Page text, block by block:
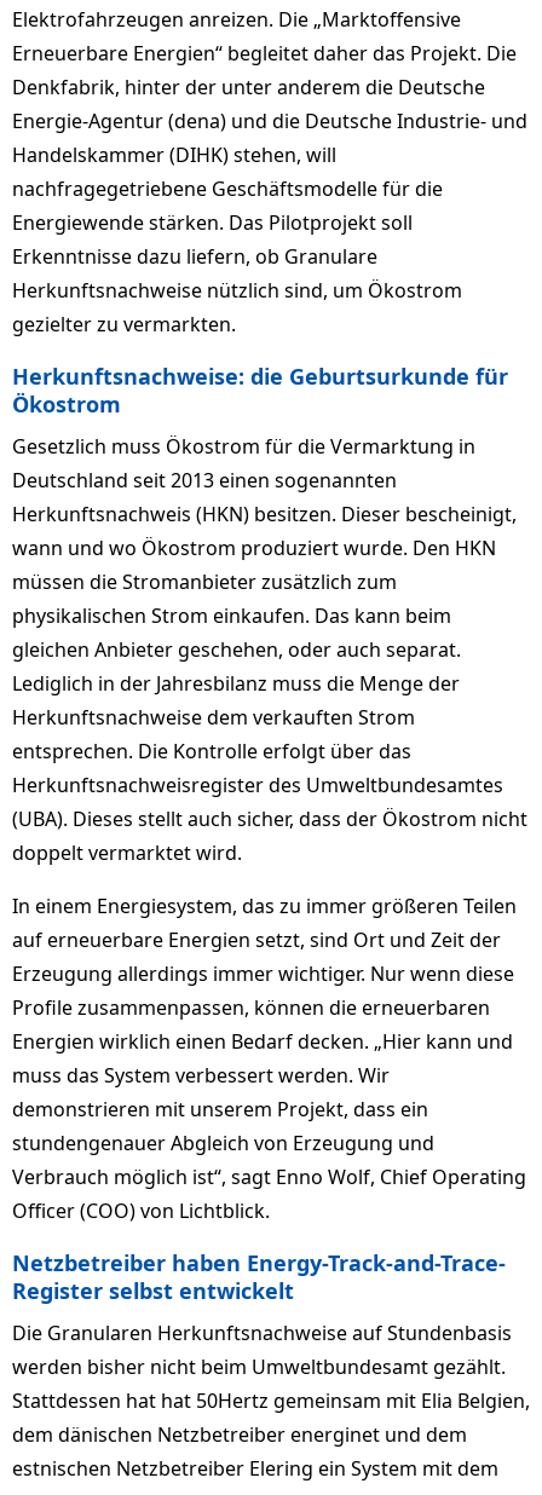
Elektrofahrzeugen anreizen. Die „Marktoffensive
Erneuerbare Energien“ begleitet daher das Projekt. Die
Denkfabrik, hinter der unter anderem die Deutsche
Energie-Agentur (dena) und die Deutsche Industrie- und
Handelskammer (DIHK) stehen, will
nachfragegetriebene Geschäftsmodelle für die
Energiewende stärken. Das Pilotprojekt soll
Erkenntnisse dazu liefern, ob Granulare
Herkunftsnachweise nützlich sind, um Ökostrom
gezielter zu vermarkten.
Herkunftsnachweise: die Geburtsurkunde für
Ökostrom
Gesetzlich muss Ökostrom für die Vermarktung in
Deutschland seit 2013 einen sogenannten
Herkunftsnachweis (HKN) besitzen. Dieser bescheinigt,
wann und wo Ökostrom produziert wurde. Den HKN
müssen die Stromanbieter zusätzlich zum
physikalischen Strom einkaufen. Das kann beim
gleichen Anbieter geschehen, oder auch separat.
Lediglich in der Jahresbilanz muss die Menge der
Herkunftsnachweise dem verkauften Strom
entsprechen. Die Kontrolle erfolgt über das
Herkunftsnachweisregister des Umweltbundesamtes
(UBA). Dieses stellt auch sicher, dass der Ökostrom nicht
doppelt vermarktet wird.
In einem Energiesystem, das zu immer größeren Teilen
auf erneuerbare Energien setzt, sind Ort und Zeit der
Erzeugung allerdings immer wichtiger. Nur wenn diese
Profile zusammenpassen, können die erneuerbaren
Energien wirklich einen Bedarf decken. „Hier kann und
muss das System verbessert werden. Wir
demonstrieren mit unserem Projekt, dass ein
stundengenauer Abgleich von Erzeugung und
Verbrauch möglich ist“, sagt Enno Wolf, Chief Operating
Officer (COO) von Lichtblick.
Netzbetreiber haben Energy-Track-and-Trace-
Register selbst entwickelt
Die Granularen Herkunftsnachweise auf Stundenbasis
werden bisher nicht beim Umweltbundesamt gezählt.
Stattdessen hat hat 50Hertz gemeinsam mit Elia Belgien,
dem dänischen Netzbetreiber energinet und dem
estnischen Netzbetreiber Elering ein System mit dem